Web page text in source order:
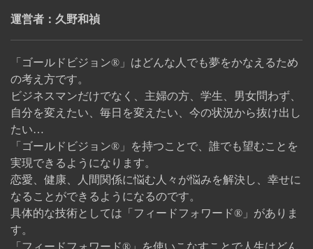
運営者：久野和禎
「ゴールドビジョン®」はどんな人でも夢をかなえるため
の考え方です。
ビジネスマンだけでなく、主婦の方、学生、男女問わず、
自分を変えたい、毎日を変えたい、今の状況から抜け出し
たい…
「ゴールドビジョン®」を持つことで、誰でも望むことを
実現できるようになります。
恋愛、健康、人間関係に悩む人々が悩みを解決し、幸せに
なることができるようになるのです。
具体的な技術としては「フィードフォワード®」がありま
す。
「フィードフォワード®」を使いこなすことで人生はどん